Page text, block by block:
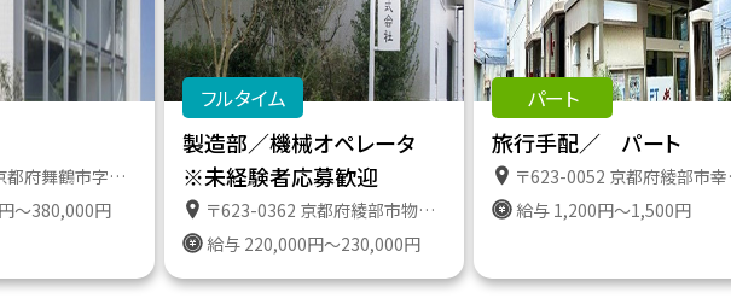
引土４２７の１７番地
～380,000円
フルタイム
製造部／機械オペレータ
※未経験者応募歓迎
〒623-0362 京都府綾部市物部町南車田１０
給与 220,000円～230,000円
パート
旅行手配／ パート
〒623-0052 京都府綾部市幸通り１１番地
給与 1,200円～1,500円